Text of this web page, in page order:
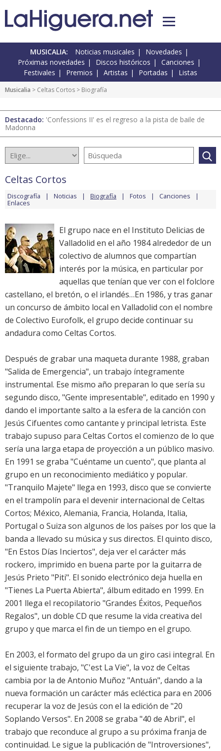
MUSICALIA: Noticias musicales
Novedades
Próximas novedades
Discos históricos
Canciones
Festivales
Premios Artistas Portadas Listas
Musicalia > Celtas Cortos > Biografía
Destacado: 'Confessions II' es el regreso a la pista de baile de
Madonna
Celtas Cortos
Discografía Noticias Biografía Fotos Canciones
Enlaces
El grupo nace en el Instituto Delicias de
Valladolid en el año 1984 alrededor de un
colectivo de alumnos que compartían
interés por la música, en particular por
aquellas que tenían que ver con el folclore
castellano, el bretón, o el irlandés…En 1986, y tras ganar
un concurso de ámbito local en Valladolid con el nombre
de Colectivo Eurofolk, el grupo decide continuar su
andadura como Celtas Cortos.
Después de grabar una maqueta durante 1988, graban
"Salida de Emergencia", un trabajo íntegramente
instrumental. Ese mismo año preparan lo que sería su
segundo disco, "Gente impresentable", editado en 1990 y
dando el importante salto a la esfera de la canción con
Jesús Cifuentes como cantante y principal letrista. Este
trabajo supuso para Celtas Cortos el comienzo de lo que
sería una larga etapa de proyección a un público masivo.
En 1991 se graba "Cuéntame un cuento", que planta al
grupo en un reconocimiento mediático y popular.
"Tranquilo Majete" llega en 1993, disco que se convierte
en el trampolín para el devenir internacional de Celtas
Cortos; México, Alemania, Francia, Holanda, Italia,
Portugal o Suiza son algunos de los países por los que la
banda a llevado su música y sus directos. El quinto disco,
"En Estos Días Inciertos", deja ver el carácter más
rockero, imprimido en buena parte por la guitarra de
Jesús Prieto "Piti". El sonido electrónico deja huella en
"Tienes La Puerta Abierta", álbum editado en 1999. En
2001 llega el recopilatorio "Grandes Éxitos, Pequeños
Regalos", un doble CD que resume la vida creativa del
grupo y que marca el fin de un tiempo en el grupo.
En 2003, el formato del grupo da un giro casi integral. En
el siguiente trabajo, "C'est La Vie", la voz de Celtas
cambia por la de Antonio Muñoz "Antuán", dando a la
nueva formación un carácter más ecléctica para en 2006
recuperar la voz de Jesús con el la edición de "20
Soplando Versos". En 2008 se graba "40 de Abril", el
trabajo que reconduce al grupo a su próxima franja de
continuidad. Le sigue la publicación de "Introversiones",